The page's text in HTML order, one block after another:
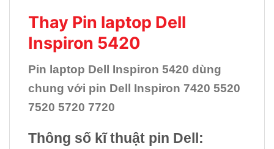
Thay Pin laptop Dell
Inspiron 5420
Pin laptop Dell Inspiron 5420 dùng
chung với pin Dell Inspiron 7420 5520
7520 5720 7720
Thông số kĩ thuật pin Dell: